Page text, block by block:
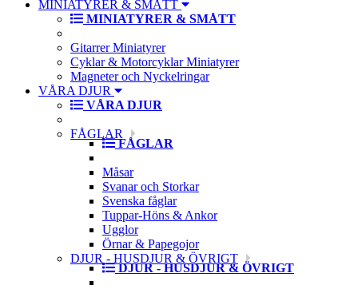
MINIATYRER & SMÅTT
MINIATYRER & SMÅTT
Gitarrer Miniatyrer
Cyklar & Motorcyklar Miniatyrer
Magneter och Nyckelringar
VÅRA DJUR
VÅRA DJUR
FÅGLAR
FÅGLAR
Måsar
Svanar och Storkar
Svenska fåglar
Tuppar-Höns & Ankor
Ugglor
Örnar & Papegojor
DJUR - HUSDJUR & ÖVRIGT
DJUR - HUSDJUR & ÖVRIGT